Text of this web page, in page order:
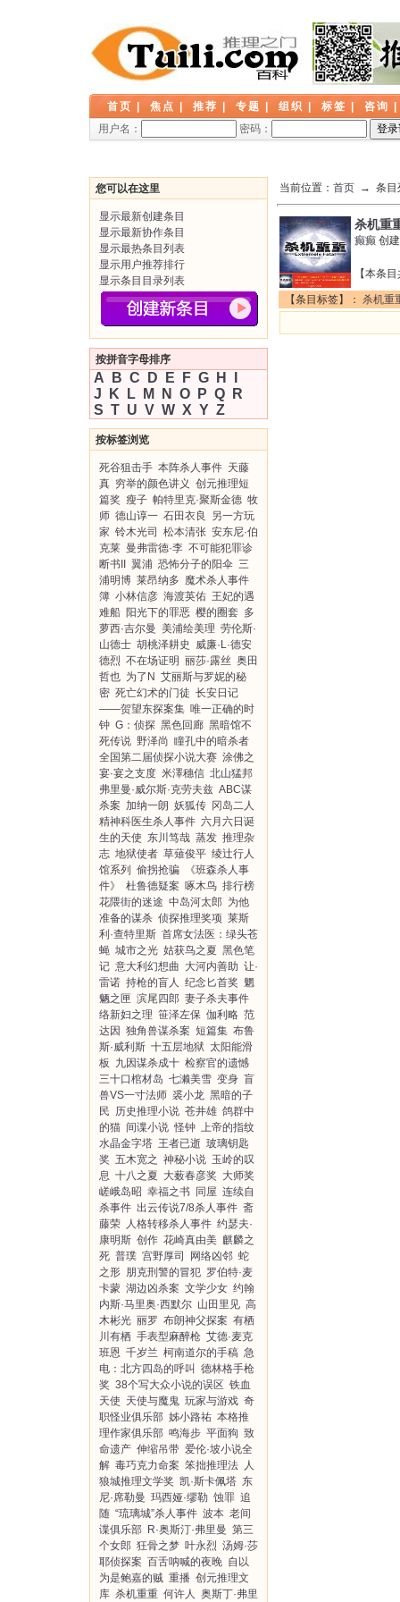
首页 焦点 推荐 专题 组织 标签 咨询
用户名：
密码：
您可以在这里
显示最新创建条目
显示最新协作条目
显示最热条目列表
显示用户推荐排行
显示条目目录列表
按拼音字母排序
A B C D E F G H
J
K L M N O P Q
R
S T U V W X Y Z
按标签浏览
死谷狙击手 本阵杀人事件 天藤
真 穷举的颜色讲义 创元推理短
篇奖 瘦子 帕特里克·聚斯金德 牧
师 德山谆一 石田衣良
另一方玩
家 铃木光司 松本清张 安东尼·伯
克莱 曼弗雷德·李 不可能犯罪诊
断书II
翼浦 恐怖分子的阳伞 三
浦明博 莱昂纳多 魔术杀人事件
簿 小林信彦 海渡英佑 王妃的遇
难船 阳光下的罪恶 樱的圈套 多
萝西·吉尔曼 美浦绘美理 劳伦斯·
山德士 胡桃泽耕史
威廉·L·德安
德烈 不在场证明 丽莎·露丝 奥田
哲也 为了N 艾丽斯与罗妮的秘
密 死亡幻术的门徒 长安日记
——贺望东探案集 唯一正确的时
钟 G：侦探 黑色回廊 黑暗馆不
死传说 野泽尚 瞳孔中的暗杀者
全国第二届侦探小说大赛 涂佛之
宴·宴之支度 米澤穗信 北山猛邦
弗里曼·威尔斯·克劳夫兹 ABC谋
杀案 加纳一朗 妖狐传 冈岛二人
精神科医生杀人事件 六月六日诞
生的天使 东川笃哉 蒸发 推理杂
志 地狱使者 草薙俊平 绫辻行人
馆系列
偷拐抢骗
《班森杀人事
件》
杜鲁德疑案 啄木鸟 排行榜
花隈街的迷途 中岛河太郎 为他
准备的谋杀 侦探推理奖项 莱斯
利·查特里斯 首席女法医：绿头苍
蝇 城市之光 姑获鸟之夏 黑色笔
记 意大利幻想曲 大河内善助 让·
雷诺 持枪的盲人 纪念匕首奖 魍
魉之匣 滨尾四郎 妻子杀夫事件
络新妇之理 笹泽左保 伽利略 范
达因 独角兽谋杀案 短篇集 布鲁
斯·威利斯 十五层地狱 太阳能滑
板 九因谋杀成十 检察官的遗憾
三十口棺材岛 七濑美雪 变身 盲
兽VS一寸法师 裘小龙 黑暗的子
民 历史推理小说 苍井雄 鸽群中
的猫 间谍小说 怪钟 上帝的指纹
水晶金字塔 王者已逝 玻璃钥匙
奖 五木宽之 神秘小说 玉岭的叹
息 十八之夏 大薮春彦奖 大师奖
嵯峨岛昭 幸福之书 同屋 连续自
杀事件 出云传说7/8杀人事件 斋
藤荣 人格转移杀人事件 约瑟夫·
康明斯 创作 花崎真由美 麒麟之
死 普璞 宫野厚司 网络凶邻 蛇
之形 朋克刑警的冒犯 罗伯特·麦
卡蒙 湖边凶杀案 文学少女 约翰
内斯·马里奥·西默尔 山田里见 高
木彬光 丽罗 布朗神父探案 有栖
川有栖 手表型麻醉枪 艾德·麦克
班恩 千岁兰 柯南道尔的手稿 急
电：北方四岛的呼叫 德林格手枪
奖 38个写大众小说的误区 铁血
天使 天使与魔鬼 玩家与游戏 奇
职怪业俱乐部 姊小路祐 本格推
理作家俱乐部 鸣海步 平面狗 致
命遗产 伸缩吊带 爱伦·坡小说全
解 毒巧克力命案 笨拙推理法 人
狼城推理文学奖 凯·斯卡佩塔 东
尼·席勒曼 玛西娅·缪勒 蚀罪 追
随 “琉璃城”杀人事件 波本 老间
谍俱乐部 R·奥斯汀·弗里曼 第三
个女郎 狂骨之梦 叶永烈 汤姆·莎
耶侦探案 百舌呐喊的夜晚 自以
为是鲍嘉的贼 重播 创元推理文
库 杀机重重 何许人 奥斯丁·弗里
当前位置： 首页 → 条目
杀机重
癫癫 创
【本条
【条目标签】： 杀机重